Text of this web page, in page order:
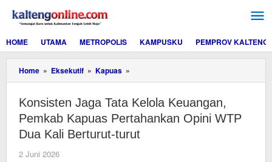
konten
HOME
UTAMA METROPOLIS KAMPUSKU PEMPROV KALTENG
Home » Eksekutif » Kapuas »
Jaga
Kelola
Keuangan,
Pemkab
Kapuas
Konsisten Jaga Tata Kelola Keuangan,
Pemkab Kapuas Pertahankan Opini WTP
Dua Kali Berturut-turut
2 Juni 2026